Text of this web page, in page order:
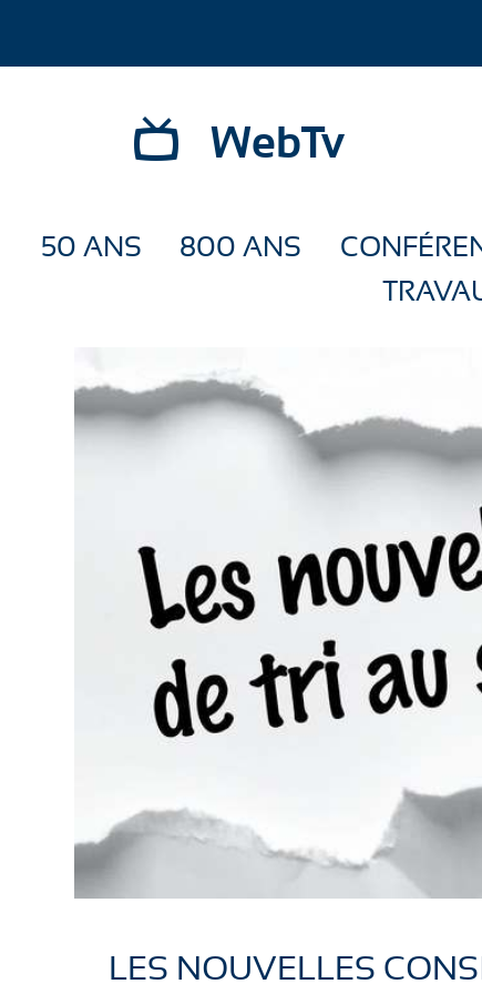
WebTv
50 ANS 800 ANS
LES NOUVELLES